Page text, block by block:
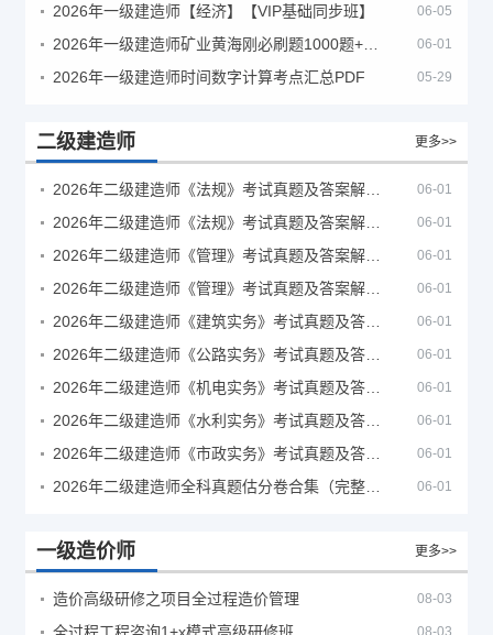
2026年一级建造师【经济】【VIP基础同步班】 06-05
06-01
2026年一级建造师时间数字计算考点汇总PDF 05-29
二级建造师 更多>>
06-01
06-01
06-01
06-01
06-01
06-01
06-01
06-01
06-01
06-01
一级造价师 更多>>
造价高级研修之项目全过程造价管理 08-03
全过程工程咨询1+x模式高级研修班 08-03